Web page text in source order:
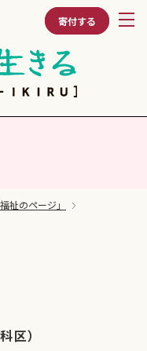
寄付する
祉のページ」
区）